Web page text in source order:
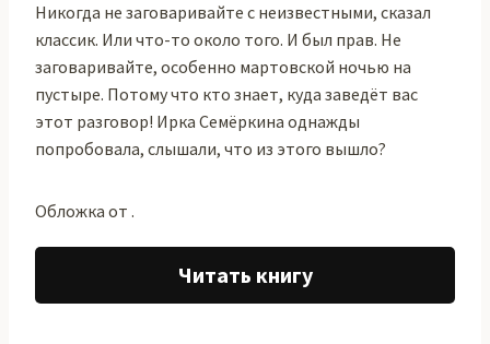
Никогда не заговаривайте с неизвестными, сказал
классик. Или что-то около того. И был прав. Не
заговаривайте, особенно мартовской ночью на
пустыре. Потому что кто знает, куда заведёт вас
этот разговор! Ирка Семёркина однажды
попробовала, слышали, что из этого вышло?
Обложка от .
Читать книгу